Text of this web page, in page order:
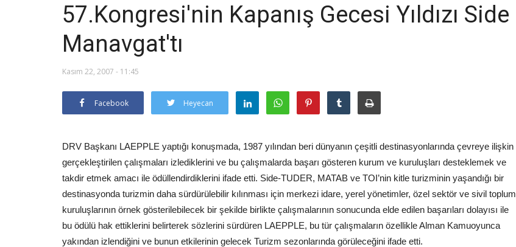
57.Kongresi'nin Kapanış Gecesi Yıldızı Side
Manavgat'tı
Kasım 22, 2007 - 11:45
Facebook Heyecan
DRV Başkanı LAEPPLE yaptığı konuşmada, 1987 yılından beri dünyanın çeşitli destinasyonlarında çevreye ilişkin
gerçekleştirilen çalışmaları izlediklerini ve bu çalışmalarda başarı gösteren kurum ve kuruluşları desteklemek ve
takdir etmek amacı ile ödüllendirdiklerini ifade etti. Side-TUDER, MATAB ve TOI’nin kitle turizminin yaşandığı bir
destinasyonda turizmin daha sürdürülebilir kılınması için merkezi idare, yerel yönetimler, özel sektör ve sivil toplum
kuruluşlarının örnek gösterilebilecek bir şekilde birlikte çalışmalarının sonucunda elde edilen başarıları dolayısı ile
bu ödülü hak ettiklerini belirterek sözlerini sürdüren LAEPPLE, bu tür çalışmaların özellikle Alman Kamuoyunca
yakından izlendiğini ve bunun etkilerinin gelecek Turizm sezonlarında görüleceğini ifade etti.